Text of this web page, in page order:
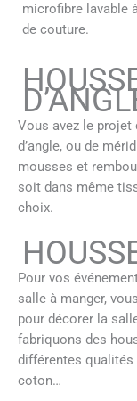
microfibre lavable
de couture.
Vous avez le
d’angle, ou de
mousses et
soit dans même
choix.
Pour vos
salle à manger,
pour décorer la
fabriquons des
différentes
coton…